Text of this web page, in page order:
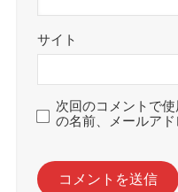
サイト
次回のコメントで
の名前、メールアド